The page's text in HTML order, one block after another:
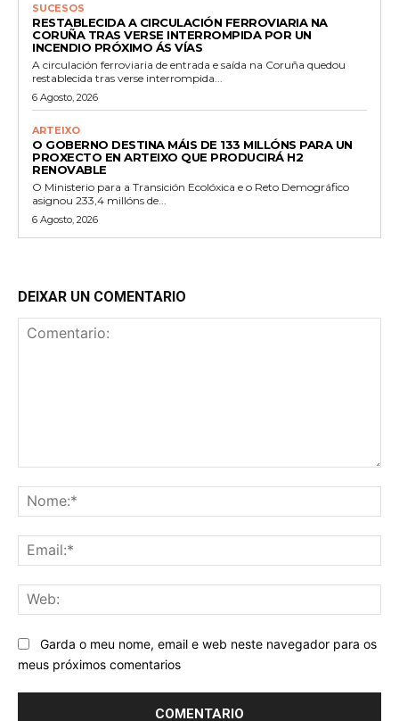
SUCESOS
RESTABLECIDA A CIRCULACIÓN FERROVIARIA NA
CORUÑA TRAS VERSE INTERROMPIDA POR UN
INCENDIO PRÓXIMO ÁS VÍAS
A circulación ferroviaria de entrada e saída na Coruña quedou
restablecida tras verse interrompida...
6 Agosto, 2026
ARTEIXO
O GOBERNO DESTINA MÁIS DE 133 MILLÓNS PARA UN
PROXECTO EN ARTEIXO QUE PRODUCIRÁ H2
RENOVABLE
O Ministerio para a Transición Ecolóxica e o Reto Demográfico
asignou 233,4 millóns de...
6 Agosto, 2026
DEIXAR UN COMENTARIO
Garda o meu nome, email e web neste navegador para os
meus próximos comentarios